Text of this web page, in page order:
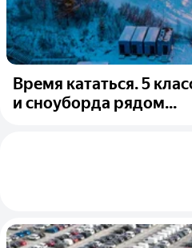
Время кататься. 5
и сноуборда рядом...